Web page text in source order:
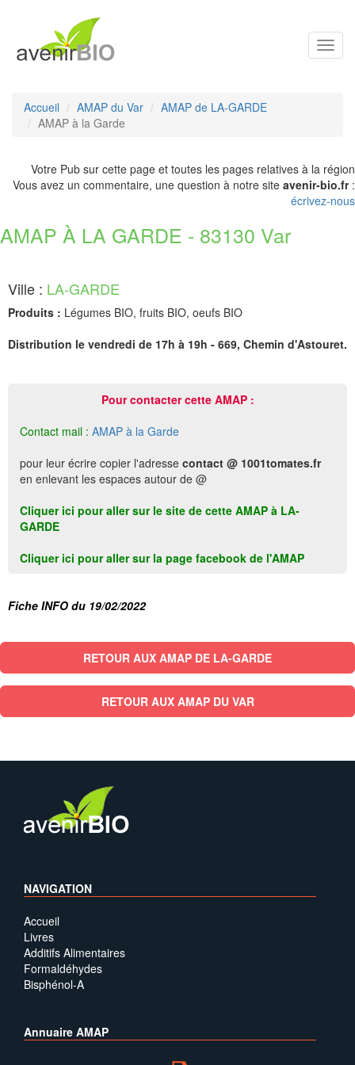
Accueil AMAP du Var
AMAP de LA-GARDE
AMAP à la Garde
Votre Pub sur cette page et toutes les pages relatives à la région
Vous avez un commentaire, une question à notre site avenir-bio.fr:
écrivez-nous
AMAP À LA GARDE - 83130 Var
Ville : LA-GARDE
Produits : Légumes BIO, fruits BIO, oeufs BIO
Distribution le vendredi de 17h à 19h - 669, Chemin d'Astouret.
Pour contacter cette AMAP :
Contact mail : AMAP à la Garde
pour leur écrire copier l'adresse contact @ 1001tomates.fr
en enlevant les espaces autour de @
Cliquer ici pour aller sur le site de cette AMAP à LA-
GARDE
Cliquer ici pour aller sur la page facebook de l'AMAP
Fiche INFO du 19/02/2022
RETOUR AUX AMAP DE LA-GARDE
RETOUR AUX AMAP DU VAR
NAVIGATION
Accueil
Livres
Additifs Alimentaires
Formaldéhydes
Bisphénol-A
Annuaire AMAP